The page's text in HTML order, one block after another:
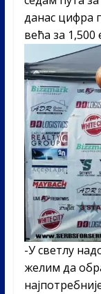
данас цифра
већа за 1,500
-У светлу
желим да